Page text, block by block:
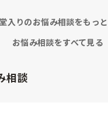
と感じています。
見を頂ければと思います。
入りのお悩み相談をもっ
お悩み相談をすべて見る
相談